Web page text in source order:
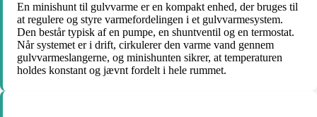
En minishunt til gulvvarme er en kompakt enhed, der bruges til
at regulere og styre varmefordelingen i et gulvvarmesystem.
Den består typisk af en pumpe, en shuntventil og en termostat.
Når systemet er i drift, cirkulerer den varme vand gennem
gulvvarmeslangerne, og minishunten sikrer, at temperaturen
holdes konstant og jævnt fordelt i hele rummet.